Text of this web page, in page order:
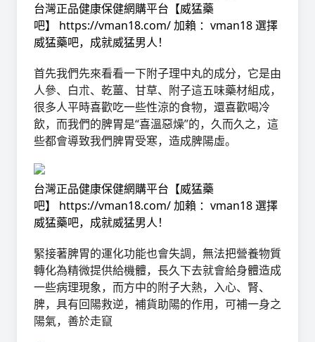
台灣正品健康保健網購平台【威猛藥
吧】 https://vman18.com/加賴 ：vman18選擇
威猛藥吧，成就威猛男人！
首先我們先來看看一下附子理中丸的成分，它是由
人參、白朮、乾薑、甘草、附子這五味藥材組成，
很多人平時喜歡吃一些性涼的食物，還喜歡喝冷
飲，而我們的脾胃是“喜溫惡燥”的，久而久之，這
些都會導致我們脾胃受寒，造成脾陽虛。
台灣正品健康保健網購平台【威猛藥
吧】 https://vman18.com/加賴 ：vman18選擇
威猛藥吧，成就威猛男人！
緊接著脾胃的運化功能也會失調，無法把營養物質
轉化為精微提供給機體，長久下去就會給身體造成
一些病理現象，而方中的附子大熱，入心、腎、
脾，具有回陽救逆，補貨助陽的作用，可補一身之
陽氣，善於走竄